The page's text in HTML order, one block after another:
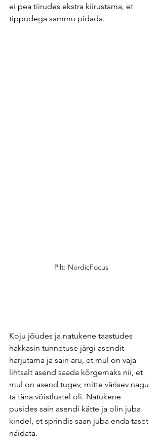
ei pea tiirudes ekstra kiirustama, et
tippudega sammu pidada.
Pilt: NordicFocus
Koju jõudes ja natukene taastudes
hakkasin tunnetuse järgi asendit
harjutama ja sain aru, et mul on vaja
lihtsalt asend saada kõrgemaks nii, et
mul on asend tugev, mitte värisev nagu
ta täna võistlustel oli. Natukene
pusides sain asendi kätte ja olin juba
kindel, et sprindis saan juba enda taset
näidata.